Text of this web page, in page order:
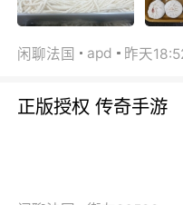
闲聊法国 apd 昨天
正版授权 传奇手游